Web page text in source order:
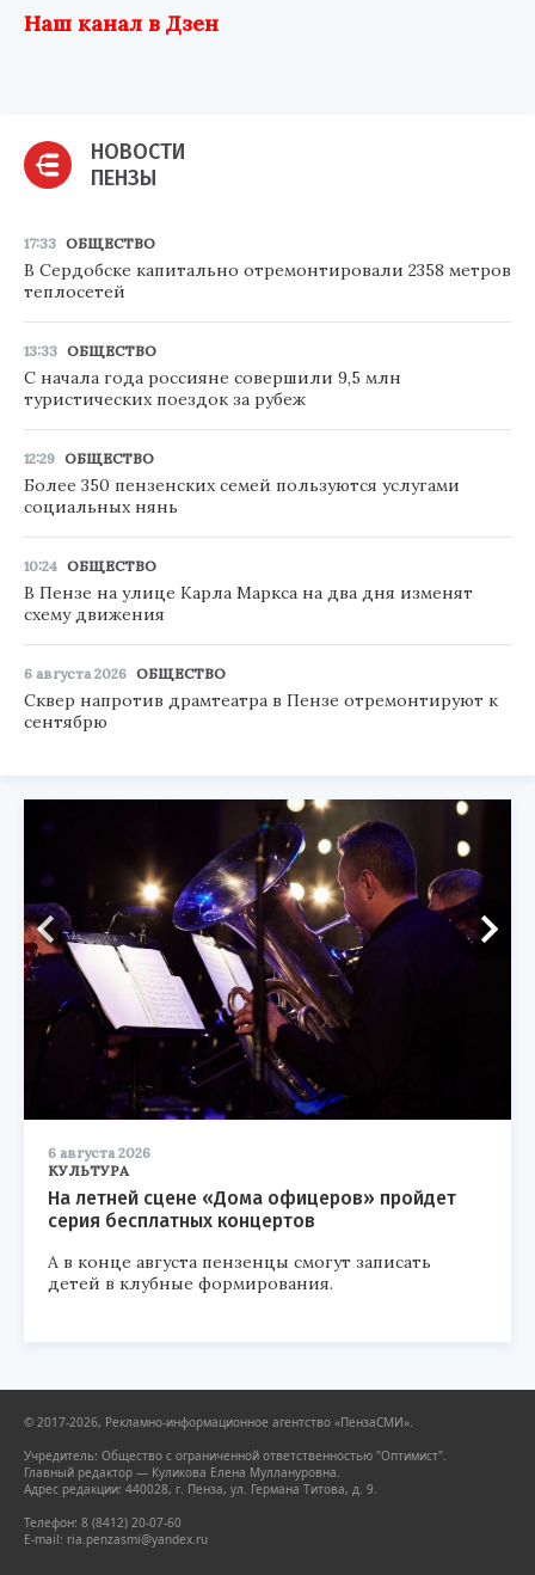
Наш канал в Дзен
НОВОСТИ
ПЕНЗЫ
17:33 ОБЩЕСТВО
В Сердобске капитально отремонтировали 2358 метров
теплосетей
13:33 ОБЩЕСТВО
С начала года россияне совершили 9,5 млн
туристических поездок за рубеж
12:29 ОБЩЕСТВО
Более 350 пензенских семей пользуются услугами
социальных нянь
10:24 ОБЩЕСТВО
В Пензе на улице Карла Маркса на два дня изменят
схему движения
6 августа 2026 ОБЩЕСТВО
Сквер напротив драмтеатра в Пензе отремонтируют к
сентябрю
6 августа 2026
КУЛЬТУРА
На летней сцене «Дома офицеров» пройдет
серия бесплатных концертов
А в конце августа пензенцы смогут записать
детей в клубные формирования.
© 2017-2026, Рекламно-информационное агентство «ПензаСМИ».
Учредитель: Общество с ограниченной ответственностью "Оптимист".
Главный редактор — Куликова Елена Муллануровна.
Адрес редакции: 440028, г. Пенза, ул. Германа Титова, д. 9.
Телефон: 8 (8412) 20-07-60
E-mail: ria.penzasmi@yandex.ru